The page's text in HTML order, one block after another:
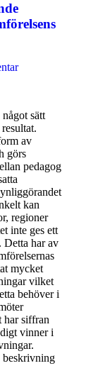
sätt
av
görs
pedagog
kan
regioner
inte ges ett
Detta har av
mycket
vilket
behöver i
har siffran
vinner i
beskrivning